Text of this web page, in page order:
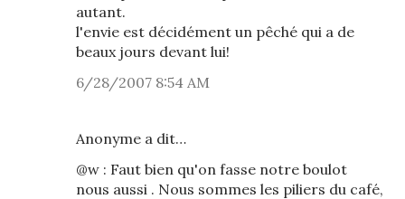
autant.
l'envie est décidément un pêché qui a de
beaux jours devant lui!
6/28/2007 8:54 AM
Anonyme a dit…
@w : Faut bien qu'on fasse notre boulot
nous aussi . Nous sommes les piliers du café,